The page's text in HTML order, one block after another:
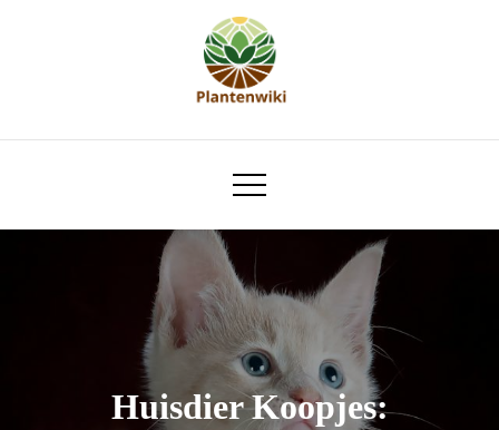
plantenwiki.nl
Huisdier Koopjes: